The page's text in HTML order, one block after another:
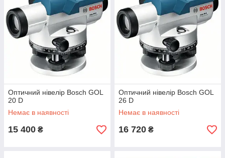
Оптичний нівелір Bosch GOL
20 D
Немає в наявності
15 400 ₴
Оптичний нівелір Bosch GOL
26 D
Немає в наявності
16 720 ₴